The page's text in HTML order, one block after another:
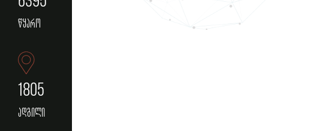
წყარო
1805
ადგილი